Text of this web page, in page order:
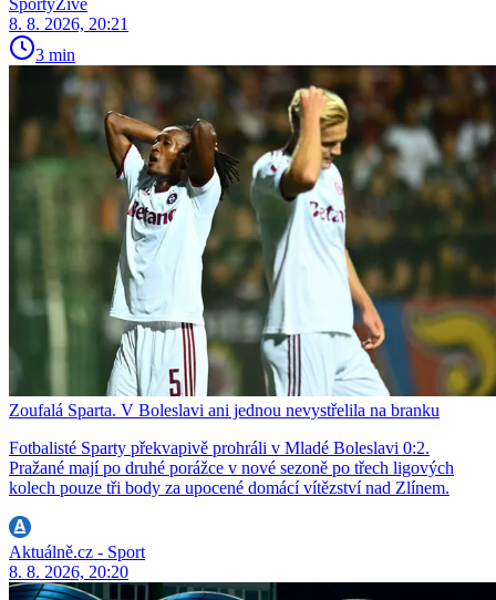
8. 8. 2026, 20:21
3 min
Zoufalá Sparta. V Boleslavi ani jednou nevystřelila na branku
Fotbalisté Sparty překvapivě prohráli v Mladé Boleslavi 0:2.
Pražané mají po druhé porážce v nové sezoně po třech ligových
kolech pouze tři body za upocené domácí vítězství nad Zlínem.
Aktuálně.cz - Sport
8. 8. 2026, 20:20